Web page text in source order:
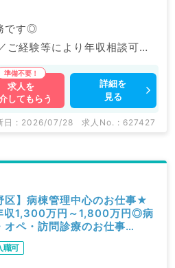
です◎
経験等により年収相談可能
院やクリニックなどの医療機
、
にお問合せ下さい。
求人を
してもらう
詳細を
見る
日 : 2026/07/28 求人No. : 627427
区】病棟管理中心のお仕事★
収1,300万円～1,800万円◎病
ペ・訪問診療のお仕事
職可